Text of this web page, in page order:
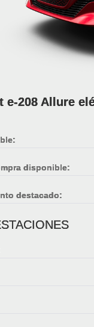
e-208 Allure
disponible:
destacado: